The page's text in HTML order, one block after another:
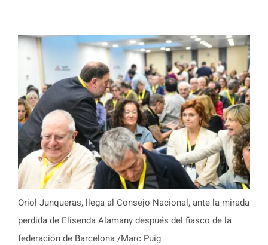
Oriol Junqueras, llega al Consejo Nacional, ante la mirada
perdida de Elisenda Alamany después del fiasco de la
federación de Barcelona /Marc Puig